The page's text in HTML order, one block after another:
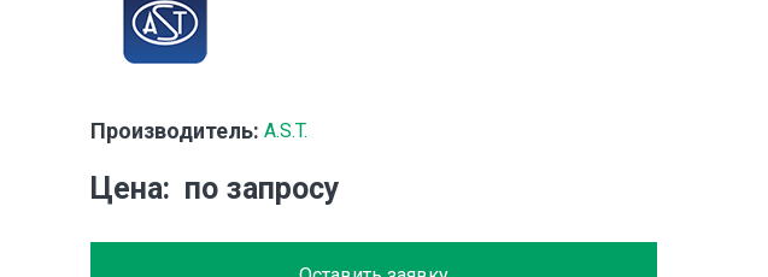
Производитель: A.S.T.
Цена по запросу